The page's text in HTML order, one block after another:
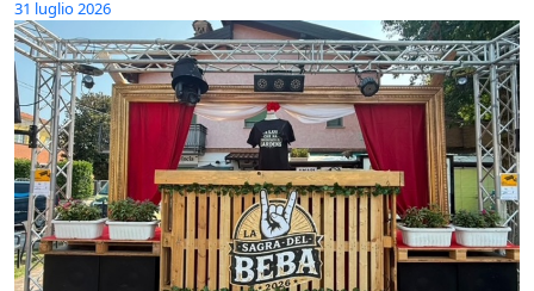
31 luglio 2026